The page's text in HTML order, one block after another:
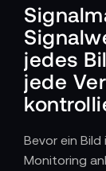
jedes
jede
Bevor ein
Monitoring